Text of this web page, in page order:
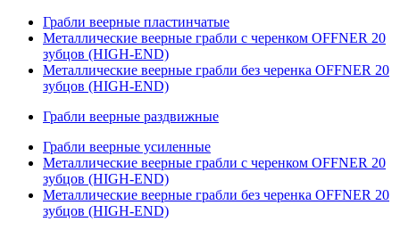
Грабли веерные пластинчатые
Металлические веерные грабли с черенком OFFNER 20
зубцов (HIGH-END)
Металлические веерные грабли без черенка OFFNER 20
зубцов (HIGH-END)
Грабли веерные раздвижные
Грабли веерные усиленные
Металлические веерные грабли с черенком OFFNER 20
зубцов (HIGH-END)
Металлические веерные грабли без черенка OFFNER 20
зубцов (HIGH-END)